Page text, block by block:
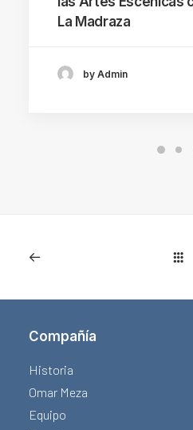
La Madraza
by Admin
Compañía
Historia
Omar Meza
Equipo